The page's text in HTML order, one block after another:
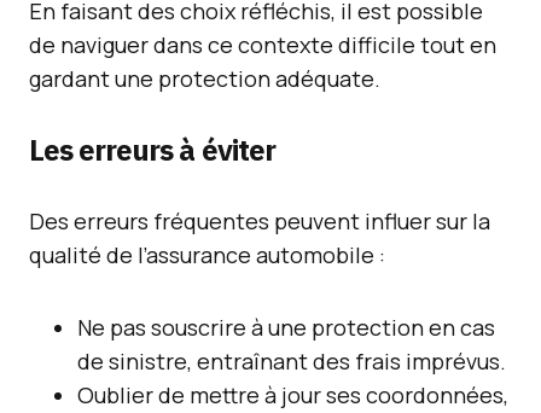
En faisant des choix réfléchis, il est possible
de naviguer dans ce contexte difficile tout en
gardant une protection adéquate.
Les erreurs à éviter
Des erreurs fréquentes peuvent influer sur la
qualité de l’assurance automobile :
Ne pas souscrire à une protection en cas
de sinistre, entraînant des frais imprévus.
Oublier de mettre à jour ses coordonnées,